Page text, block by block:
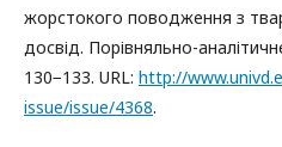
жорстокого поводження з
досвід. Порівняльно-
130−133. URL: http://
issue/issue/4368.